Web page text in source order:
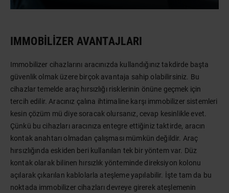
IMMOBILIZER AVANTAJLARI
Immobilizer cihazlarını aracınızda kullandığınız takdirde başta
güvenlik olmak üzere birçok avantaja sahip olabilirsiniz. Bu
cihazlar temelde araç hırsızlığı risklerinin önüne geçmek için
tercih edilir. Aracınız çalına ihtimaline karşı immobilizer sistemleri
kesin çözüm mü diye soracak olursanız, cevap kesinlikle evet.
Çünkü bu cihazları aracınıza entegre ettiğiniz taktirde, aracın
kontak anahtarı olmadan çalışması mümkün değildir. Araç
hırsızlığında eskiden beri kullanılan tek bir yöntem var. Düz
kontak olarak bilinen hırsızlık yönteminde direksiyon kolonu
açılarak çıkarılan kablolarla ateşleme yapılabilir. İşte tam da bu
noktada immobilizer cihazları devreye girerek ateşlemenin